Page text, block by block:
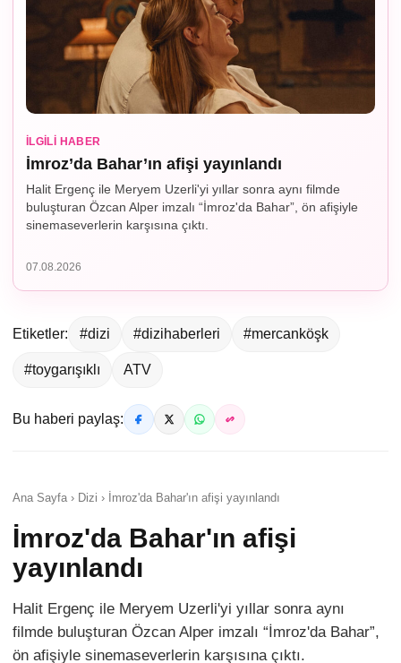
İLGILI HABER
İmroz’da Bahar’ın afişi yayınlandı
Halit Ergenç ile Meryem Uzerli'yi yıllar sonra aynı filmde
buluşturan Özcan Alper imzalı “İmroz'da Bahar”, ön afişiyle
sinemaseverlerin karşısına çıktı.
07.08.2026
Etiketler: #dizi #dizihaberleri #mercanköşk
#toygarışıklı ATV
Bu haberi paylaş:
Ana Sayfa › Dizi › İmroz'da Bahar'ın afişi yayınlandı
İmroz'da Bahar'ın afişi
yayınlandı
Halit Ergenç ile Meryem Uzerli'yi yıllar sonra aynı
filmde buluşturan Özcan Alper imzalı “İmroz'da Bahar”,
ön afişiyle sinemaseverlerin karşısına çıktı.